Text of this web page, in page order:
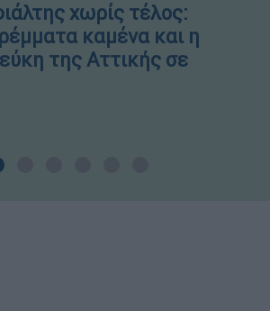
χωρίς τέλος:
καμένα και η
της Αττικής σε